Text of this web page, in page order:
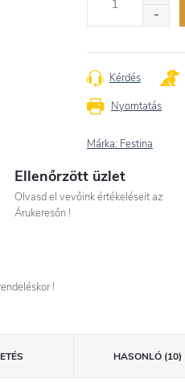
Nyomtatás
Kérdés
Márka: Festina
Ellenőrzött üzlet
Olvasd el vevőink értékeléseit az
Árukeresőn !
!
HASONLÓ (10)